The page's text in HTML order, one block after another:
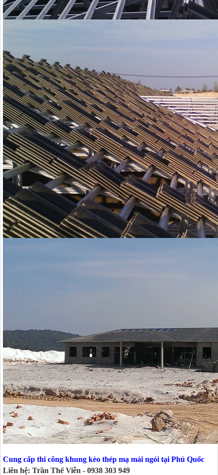
Cung cấp thi công khung kèo thép mạ mái ngói tại Phú Quốc
Liên hệ: Trần Thế Viễn - 0938 303 949